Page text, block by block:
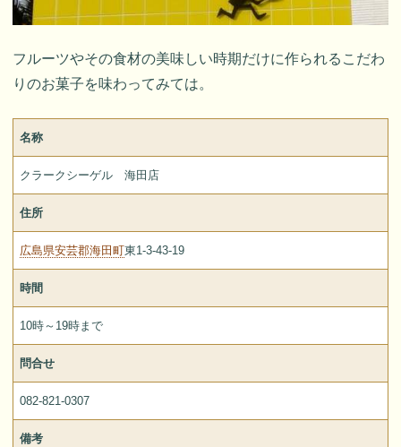
フルーツやその食材の美味しい時期だけに作られるこだわ
りのお菓子を味わってみては。
名称
クラークシーゲル 海田店
住所
広島県安芸郡海田町東1-3-43-19
時間
10時～19時まで
問合せ
082-821-0307
備考